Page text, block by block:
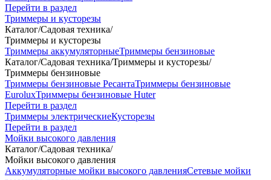
Перейти в раздел
Триммеры и кусторезы
Каталог/Садовая техника/
Триммеры и кусторезы
Триммеры аккумуляторныеТриммеры бензиновые
Каталог/Садовая техника/Триммеры и кусторезы/
Триммеры бензиновые
Триммеры бензиновые РесантаТриммеры бензиновые
EuroluxТриммеры бензиновые Huter
Перейти в раздел
Триммеры электрическиеКусторезы
Перейти в раздел
Мойки высокого давления
Каталог/Садовая техника/
Мойки высокого давления
Аккумуляторные мойки высокого давленияСетевые мойки